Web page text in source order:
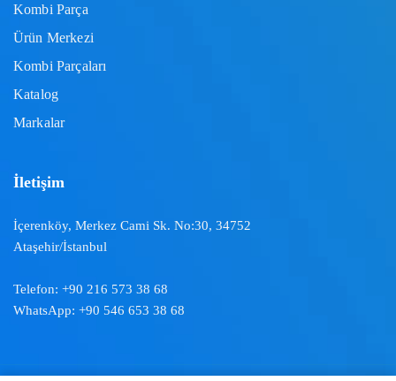
Kombi Parça
Ürün Merkezi
Kombi Parçaları
Katalog
Markalar
İletişim
İçerenköy, Merkez Cami Sk. No:30, 34752
Ataşehir/İstanbul
Telefon: +90 216 573 38 68
WhatsApp: +90 546 653 38 68